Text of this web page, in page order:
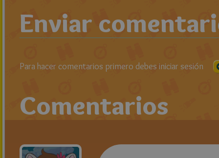
Enviar
Para hacer comentarios primero debes iniciar sesión
Comentarios